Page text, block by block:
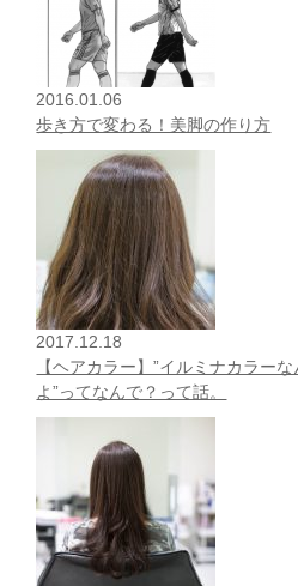
2016.01.06
歩き方で変わる！美脚の作り方
2017.12.18
【ヘアカラー】”イルミナカラー
よ”ってなんで？って話。